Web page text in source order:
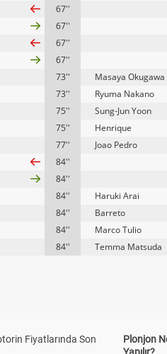
67''
67''
67''
67''
73''
Masaya Okugawa
73''
Ryuma Nakano
75''
Sung-Jun Yoon
75''
Henrique
77''
Joao Pedro
84''
84''
84''
Haruki Arai
84''
Barreto
84''
Marco Tulio
84''
Temma Matsuda
Fiyatlarında Son
Plonjon